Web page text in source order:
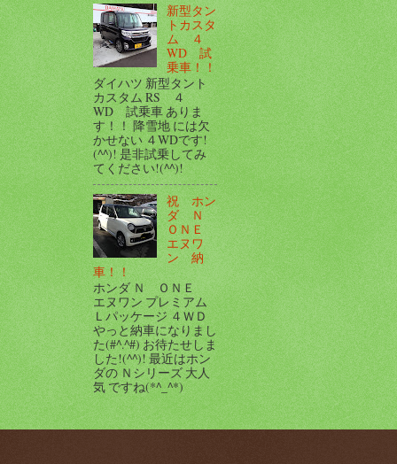
新型タン
トカスタ
ム ４
WD 試
乗車！！
ダイハツ 新型タント
カスタム RS ４
WD 試乗車 ありま
す！！ 降雪地 には欠
かせない ４WDです!
(^^)! 是非試乗してみ
てください!(^^)!
祝 ホン
ダ Ｎ
ＯＮＥ
エヌワ
ン 納
車！！
ホンダ Ｎ ＯＮＥ
エヌワン プレミアム
Ｌパッケージ ４ＷＤ
やっと納車になりまし
た(#^.^#) お待たせしま
した!(^^)! 最近はホン
ダの Ｎシリーズ 大人
気 ですね(*^_^*)